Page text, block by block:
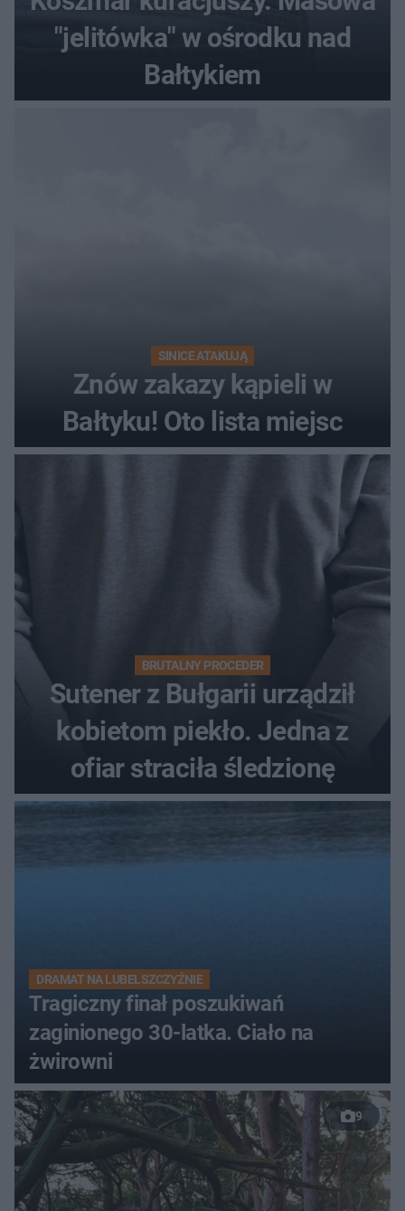
"jelitówka" w ośrodku nad
Bałtykiem
SINICE ATAKUJĄ
Znów zakazy kąpieli w
Bałtyku! Oto lista miejsc
BRUTALNY PROCEDER
Sutener z Bułgarii urządził
kobietom piekło. Jedna z
ofiar straciła śledzionę
DRAMAT NA LUBELSZCZYŹNIE
Tragiczny finał poszukiwań
zaginionego 30-latka. Ciało na
żwirowni
9